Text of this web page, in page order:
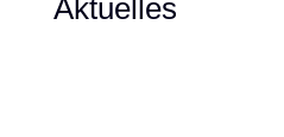
Aktuelles